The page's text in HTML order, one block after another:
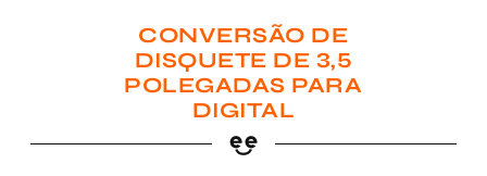
CONVERSÃO DE
DISQUETE DE 3,5
POLEGADAS PARA
DIGITAL